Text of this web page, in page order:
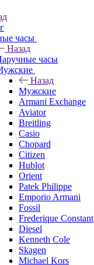
часы
Назад
часы
Назад
Мужские
Armani Exchange
Aviator
Breitling
Casio
Chopard
Citizen
Hublot
Orient
Patek Philippe
Emporio Armani
Fossil
Frederique Constant
Diesel
Kenneth Cole
Skagen
Michael Kors